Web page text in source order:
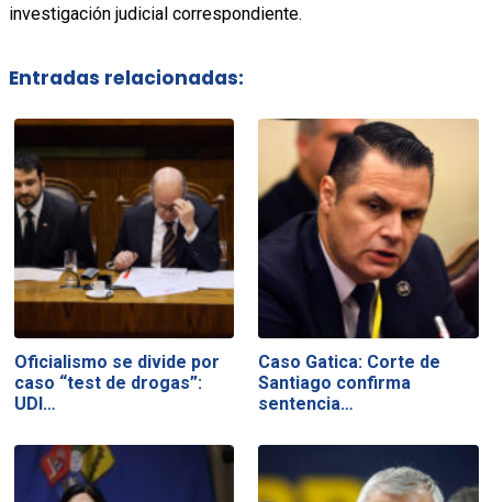
investigación judicial correspondiente.
Entradas relacionadas:
Oficialismo se divide por
caso “test de drogas”:
UDI…
Caso Gatica: Corte de
Santiago confirma
sentencia…